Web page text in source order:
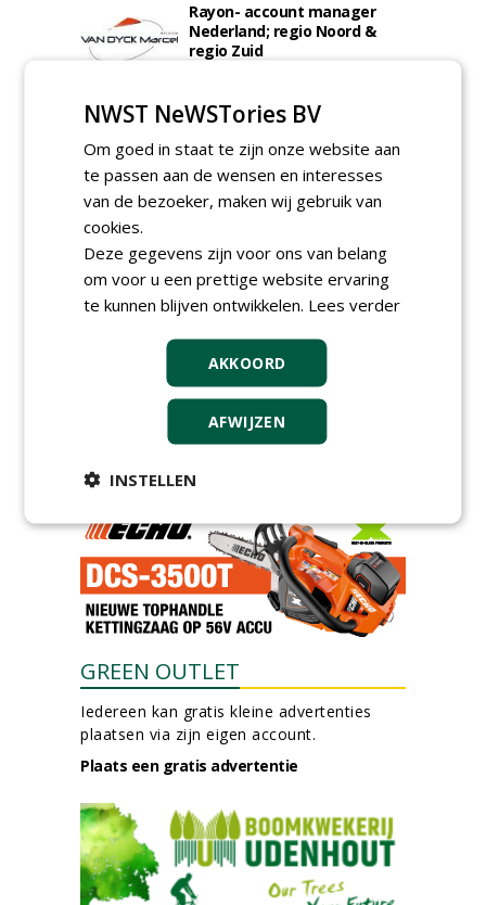
Rayon- account manager
Nederland; regio Noord &
regio Zuid
ETW bij Weijtmans
Proefveldmedewerker/
Chauffeur
landbouwmachines bij DSV
06-08-2026, Ven-Zelderheide
Kasmedewerker (fulltime) bij
DSV zaden Nederland B.V.
Allround
magazijnmedewerker
(fulltime) bij DSV zaden
Nederland B.V.
06-08-2026, Ven Zelderheide
meer Groene Banen
GREEN OUTLET
Iedereen kan gratis kleine advertenties
plaatsen via zijn eigen account.
Plaats een gratis advertentie
NWST NeWSTories BV
Om goed in staat te zijn onze website aan
te passen aan de wensen en interesses
van de bezoeker, maken wij gebruik van
cookies.
Deze gegevens zijn voor ons van belang
om voor u een prettige website ervaring
te kunnen blijven ontwikkelen. Lees verder
AKKOORD
AFWIJZEN
INSTELLEN